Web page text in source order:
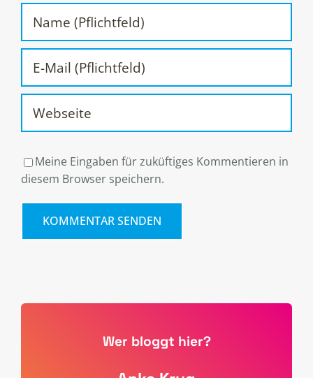
Meine Eingaben für zuküftiges Kommentieren in
diesem Browser speichern.
Wer bloggt hier?